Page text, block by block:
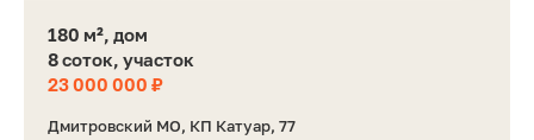
180 м², дом
8 соток, участок
23 000 000 ₽
Дмитровский МО, КП Катуар, 77